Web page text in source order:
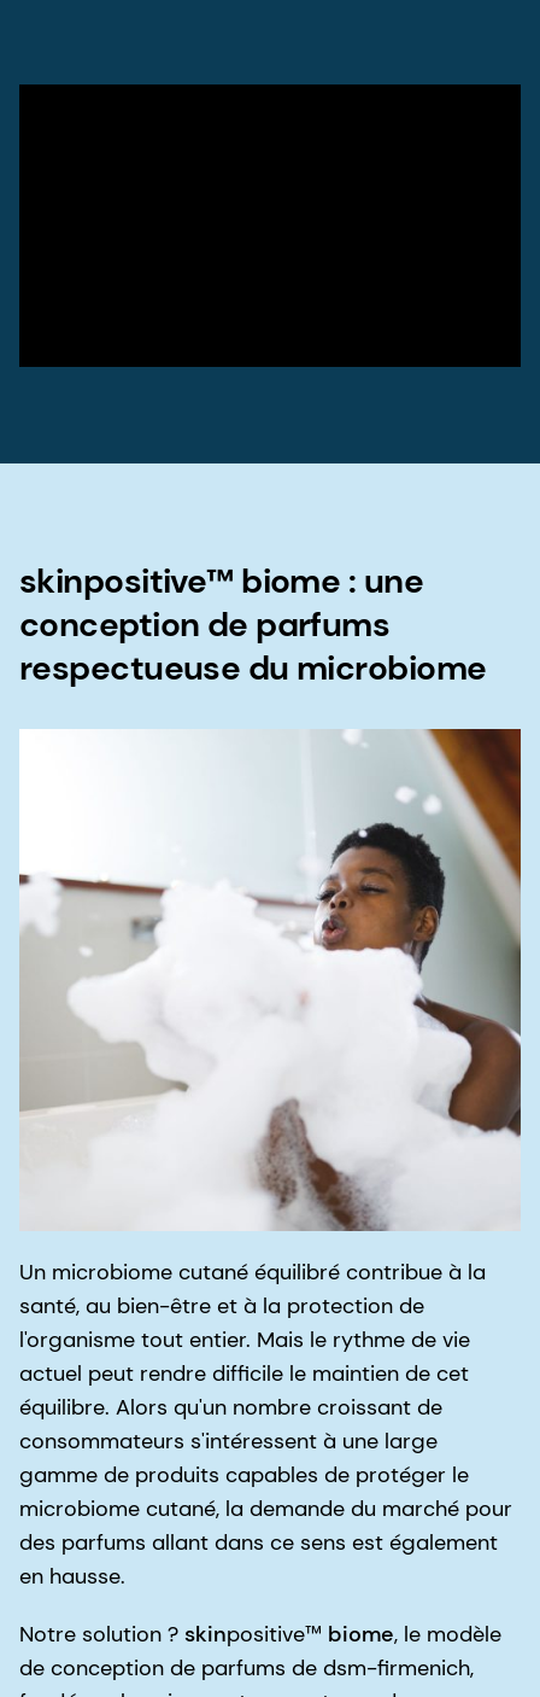
skinpositive™ biome : une
conception de parfums
respectueuse du microbiome
Un microbiome cutané équilibré contribue à la
santé, au bien-être et à la protection de
l'organisme tout entier. Mais le rythme de vie
actuel peut rendre difficile le maintien de cet
équilibre. Alors qu'un nombre croissant de
consommateurs s'intéressent à une large
gamme de produits capables de protéger le
microbiome cutané, la demande du marché pour
des parfums allant dans ce sens est également
en hausse.
Notre solution ? skinpositive™ biome, le modèle
de conception de parfums de dsm-firmenich,